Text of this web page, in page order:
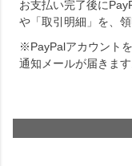
お支払い完了後に
や「取引明細」を、
※PayPalアカウント
通知メールが届きます